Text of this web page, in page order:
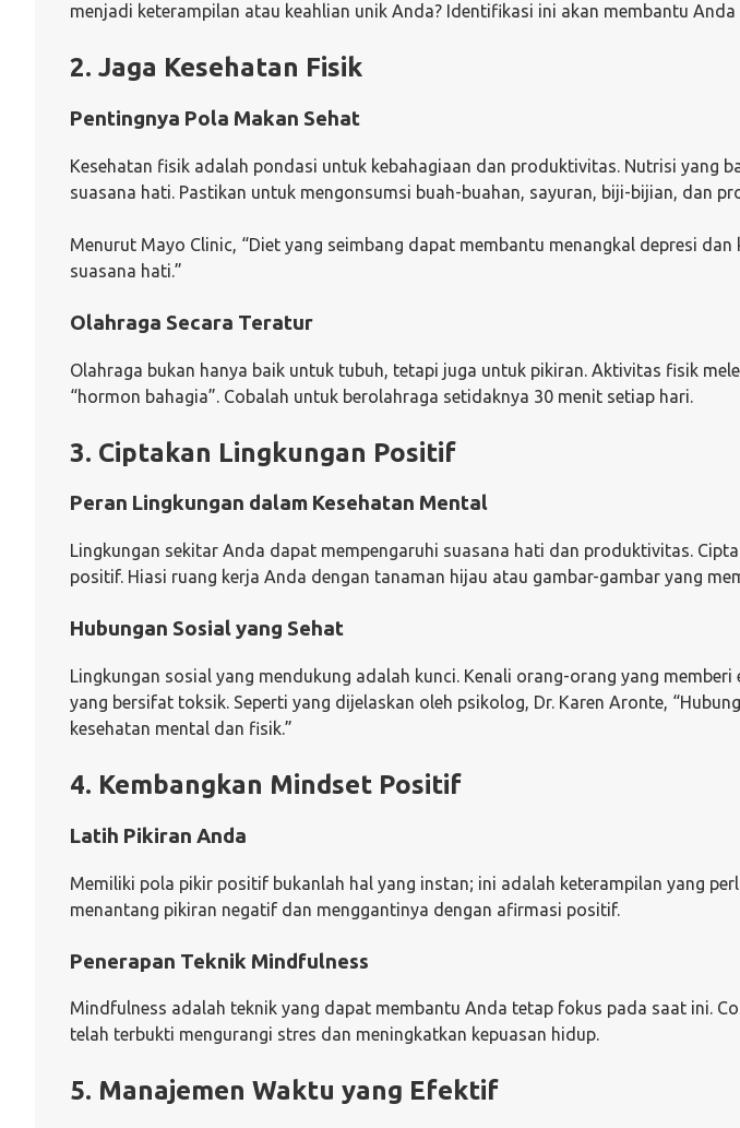
menjadi keterampilan atau keahlian unik Anda? Identifikasi ini akan membantu
2. Jaga Kesehatan Fisik
Pentingnya Pola Makan Sehat
Kesehatan fisik adalah pondasi untuk kebahagiaan dan produktivitas. Nutrisi yang
suasana hati. Pastikan untuk mengonsumsi buah-buahan, sayuran, biji-bijian, dan
Menurut Mayo Clinic, “Diet yang seimbang dapat membantu menangkal depresi
suasana hati.”
Olahraga Secara Teratur
Olahraga bukan hanya baik untuk tubuh, tetapi juga untuk pikiran. Aktivitas fisik
“hormon bahagia”. Cobalah untuk berolahraga setidaknya 30 menit setiap hari.
3. Ciptakan Lingkungan Positif
Peran Lingkungan dalam Kesehatan Mental
Lingkungan sekitar Anda dapat mempengaruhi suasana hati dan produktivitas.
positif. Hiasi ruang kerja Anda dengan tanaman hijau atau gambar-gambar yang
Hubungan Sosial yang Sehat
Lingkungan sosial yang mendukung adalah kunci. Kenali orang-orang yang
yang bersifat toksik. Seperti yang dijelaskan oleh psikolog, Dr. Karen Aronte,
kesehatan mental dan fisik.”
4. Kembangkan Mindset Positif
Latih Pikiran Anda
Memiliki pola pikir positif bukanlah hal yang instan; ini adalah keterampilan yang
menantang pikiran negatif dan menggantinya dengan afirmasi positif.
Penerapan Teknik Mindfulness
Mindfulness adalah teknik yang dapat membantu Anda tetap fokus pada saat ini.
telah terbukti mengurangi stres dan meningkatkan kepuasan hidup.
5. Manajemen Waktu yang Efektif